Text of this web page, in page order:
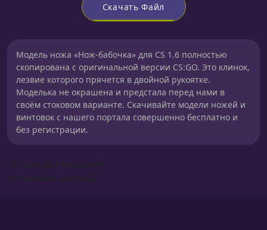
Скачать Файл
Модель ножа «Нож-бабочка» для CS 1.6 полностью
скопирована с оригинальной версии CS:GO. Это клинок,
лезвие которого прячется в двойной рукоятке.
Моделька не окрашена и предстала перед нами в
своём стоковом варианте. Скачивайте модели ножей и
винтовок с нашего портала совершенно бесплатно и
без регистрации.